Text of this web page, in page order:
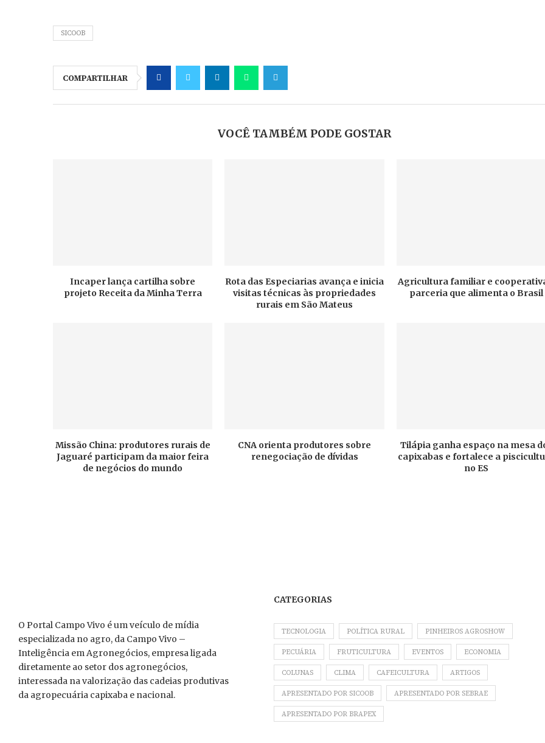
SICOOB
COMPARTILHAR
VOCÊ TAMBÉM PODE GOSTAR
Incaper lança cartilha sobre
projeto Receita da Minha Terra
Rota das Especiarias avança e inicia
visitas técnicas às propriedades
rurais em São Mateus
Agricultura familiar e
parceria que alimenta o Brasil
Missão China: produtores rurais de
Jaguaré participam da maior feira
de negócios do mundo
CNA orienta produtores sobre
renegociação de dívidas
Tilápia ganha espaço na mesa
capixabas e fortalece a
no ES
O Portal Campo Vivo é um veículo de mídia
especializada no agro, da Campo Vivo –
Inteligência em Agronegócios, empresa ligada
diretamente ao setor dos agronegócios,
interessada na valorização das cadeias produtivas
da agropecuária capixaba e nacional.
CATEGORIAS
TECNOLOGIA POLÍTICA RURAL PINHEIROS AGROSHOW
PECUÁRIA FRUTICULTURA EVENTOS ECONOMIA
COLUNAS CLIMA CAFEICULTURA ARTIGOS
APRESENTADO POR SICOOB APRESENTADO POR SEBRAE
APRESENTADO POR BRAPEX